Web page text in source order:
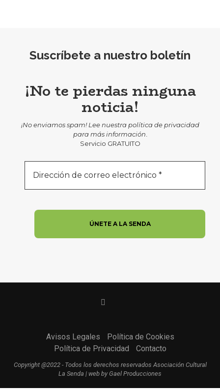
Suscríbete a nuestro boletín
¡No te pierdas ninguna
noticia!
¡No enviamos spam! Lee nuestra política de privacidad
para más información
Servicio GRATUITO
Avisos Legales
Política de Cookies
Política de Privacidad
Contacto
Copyright @2022 - Todos los derechos reservados Asociación Cultural
La Senda | web by Gael Producciones